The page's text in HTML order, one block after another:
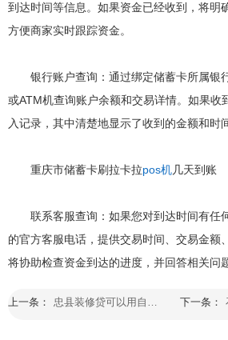
到达时间等信息。如果资金已经收到，将明
方便商家实时跟踪资金。
银行账户查询：通过绑定储蓄卡所属银
或ATM机查询账户余额和交易详情。如果收
入记录，其中清楚地显示了收到的金额和时
重庆市储蓄卡刷拉卡拉pos机几天到账
联系客服查询：如果您对到达时间有任
的官方客服电话，提供交易时间、交易金额
将协助检查资金到达的进度，并回答相关问
上一条： 下一条：